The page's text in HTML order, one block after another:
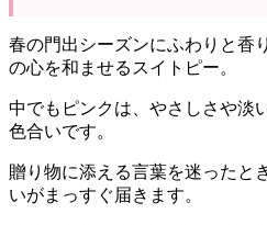
春の門出シーズンにふわりと香
の心を和ませるスイトピー。
中でもピンクは、やさしさや淡
色合いです。
贈り物に添える言葉を迷ったと
いがまっすぐ届きます。